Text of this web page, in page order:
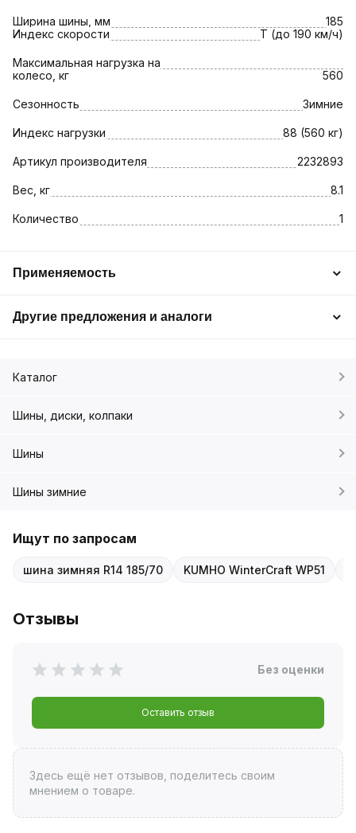
Ширина шины, мм
185
Индекс скорости
T (до 190 км/ч)
Максимальная нагрузка на
колесо, кг
560
Сезонность Зимние
Индекс нагрузки 88 (560 кг)
Артикул производителя 2232893
Вес, кг 8.1
Количество 1
Применяемость
Другие предложения и аналоги
Каталог
Шины, диски, колпаки
Шины
Шины зимние
Ищут по запросам
шина зимняя R14 185/70 KUMHO WinterCraft WP51
Отзывы
Без оценки
Оставить отзыв
Здесь ещё нет отзывов, поделитесь своим
мнением о товаре.